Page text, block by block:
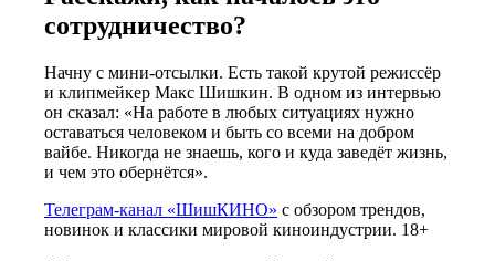
сотрудничество?
Начну с мини-отсылки. Есть такой крутой режиссёр
и клипмейкер Макс Шишкин. В одном из интервью
он сказал: «На работе в любых ситуациях нужно
оставаться человеком и быть со всеми на добром
вайбе. Никогда не знаешь, кого и куда заведёт жизнь,
и чем это обернётся».
Телеграм-канал «ШишКИНО» с обзором трендов,
новинок и классики мировой киноиндустрии. 18+